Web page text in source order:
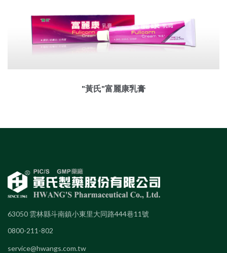
"黃氏"富麗康乳膏
63050 雲林縣斗南鎮小東里大同路444巷11號
0800-211-802
service@hwangs.com.tw